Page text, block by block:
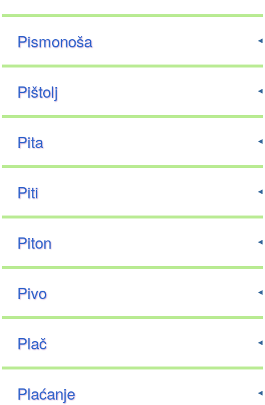
Pismonoša
Pištolj
Pita
Piti
Piton
Pivo
Plač
Plaćanje